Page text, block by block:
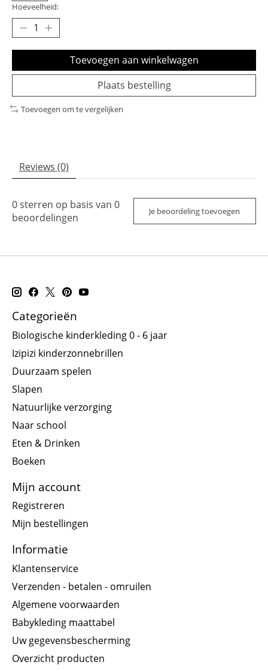
Hoeveelheid:
Toevoegen aan winkelwagen
Plaats bestelling
Toevoegen om te vergelijken
Reviews (0)
0sterren op basis van 0
beoordelingen
Je beoordeling toevoegen
Categorieën
Biologische kinderkleding 0 - 6 jaar
Izipizi kinderzonnebrillen
Duurzaam spelen
Slapen
Natuurlijke verzorging
Naar school
Eten & Drinken
Boeken
Mijn account
Registreren
Mijn bestellingen
Informatie
Klantenservice
Verzenden - betalen - omruilen
Algemene voorwaarden
Babykleding maattabel
Uw gegevensbescherming
Overzicht producten